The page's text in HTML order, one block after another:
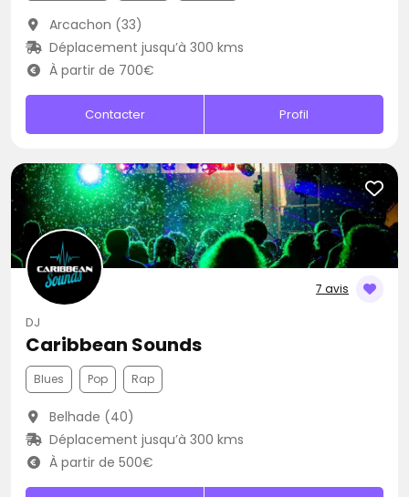
Arcachon (33)
Déplacement jusqu’à 300 kms
À partir de 700€
Contacter Profil
7 avis
DJ
Caribbean Sounds
Blues Pop Rap
Belhade (40)
Déplacement jusqu’à 300 kms
À partir de 500€